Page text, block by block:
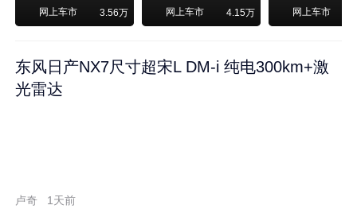
网上车市 3.56万 网上车市 4.15万 网上车市
东风日产NX7尺寸超宋L DM-i 纯电300km+激
光雷达
卢奇 1天前